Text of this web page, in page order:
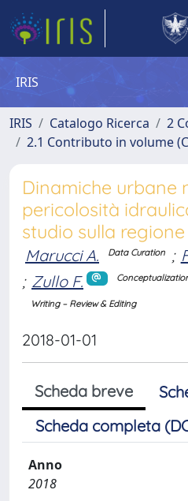
IRIS
IRIS Catalogo Ricerca
2
2.1 Contributo in volume
Dinamiche urbane
pericolosità
studio sulla regione
Marucci A. Data Curation ;
; Zullo F.
Writing – Review & Editing
2018-01-01
Scheda breve
Scheda completa
Anno
2018